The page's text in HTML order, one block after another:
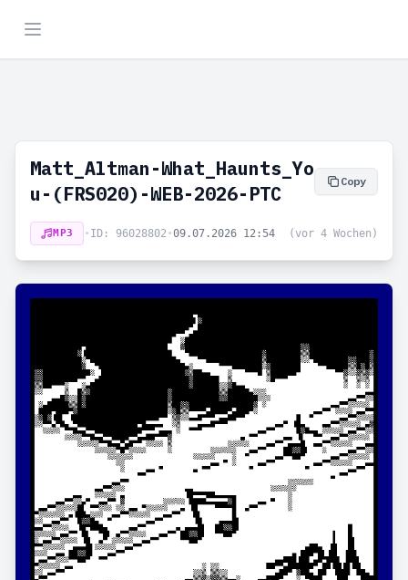
Matt_Altman-What_Haunts_Yo
u-(FRS020)-WEB-2026-PTC
Copy
MP3 • ID: 96028802 •09.07.2026 12:54 (vor 4 Wochen)